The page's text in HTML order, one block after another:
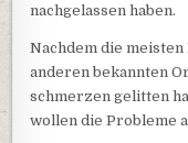
nachgelassen haben.
Nachdem die meisten
anderen bekannten
schmerzen gelitten
wollen die Probleme